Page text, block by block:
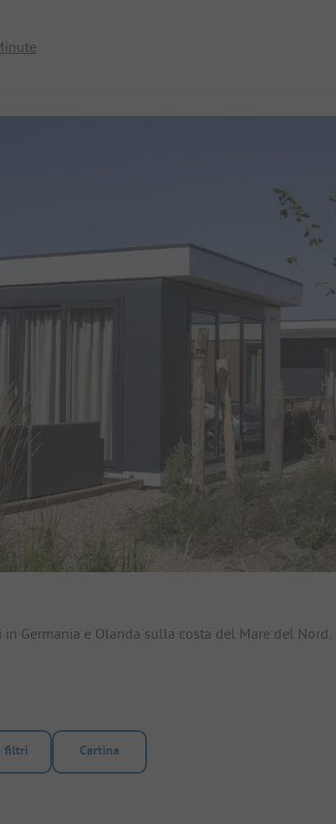
per cercare alloggi-in-affitto
Germania e Olanda sulla costa del Mare del Nord.
filtri Cartina